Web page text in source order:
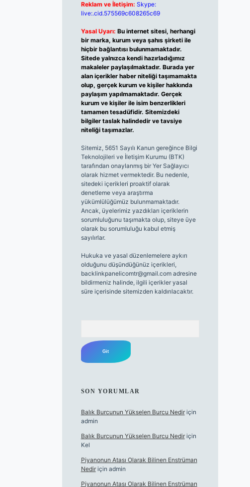
Reklam ve İletişim: Skype:
live:.cid.575569c608265c69
Yasal Uyarı: Bu internet sitesi, herhangi
bir marka, kurum veya şahıs şirketi ile
hiçbir bağlantısı bulunmamaktadır.
Sitede yalnızca kendi hazırladığımız
makaleler paylaşılmaktadır. Burada yer
alan içerikler haber niteliği taşımamakta
olup, gerçek kurum ve kişiler hakkında
paylaşım yapılmamaktadır. Gerçek
kurum ve kişiler ile isim benzerlikleri
tamamen tesadüfidir. Sitemizdeki
bilgiler taslak halindedir ve tavsiye
niteliği taşımazlar.
Sitemiz, 5651 Sayılı Kanun gereğince Bilgi
Teknolojileri ve İletişim Kurumu (BTK)
tarafından onaylanmış bir Yer Sağlayıcı
olarak hizmet vermektedir. Bu nedenle,
sitedeki içerikleri proaktif olarak
denetleme veya araştırma
yükümlülüğümüz bulunmamaktadır.
Ancak, üyelerimiz yazdıkları içeriklerin
sorumluluğunu taşımakta olup, siteye üye
olarak bu sorumluluğu kabul etmiş
sayılırlar.
Hukuka ve yasal düzenlemelere aykırı
olduğunu düşündüğünüz içerikleri,
backlinkpanelicomtr@gmail.comadresine
bildirmeniz halinde, ilgili içerikler yasal
süre içerisinde sitemizden kaldırılacaktır.
SON YORUMLAR
Balık Burcunun Yükselen Burcu Nediriçin
admin
Balık Burcunun Yükselen Burcu Nediriçin
Kel
Piyanonun Atası Olarak Bilinen Enstrüman
Nediriçin admin
Piyanonun Atası Olarak Bilinen Enstrüman